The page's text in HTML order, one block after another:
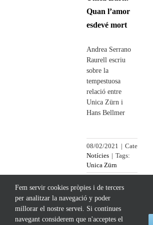
Quan l’amor
esdevé mort
Andrea Serrano
Raurell escriu
sobre la
tempestuosa
relació entre
Unica Zürn i
Hans Bellmer
08/02/2021 | Categories:
Notícies | Tags:
Unica Zürn
Fem servir cookies pròpies i de tercers
per analitzar la navegació y poder
millorar el nostre servei. Si continues
navegant considerem que n'acceptes el